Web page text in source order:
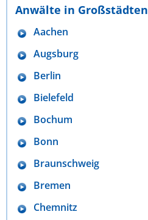
Anwälte in Großstädten
Aachen
Augsburg
Berlin
Bielefeld
Bochum
Bonn
Braunschweig
Bremen
Chemnitz